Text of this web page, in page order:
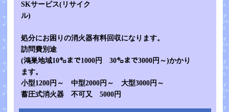
SKサービス(リサイク
ル)
処分にお困りの消火器有料回収になります。
訪問費別途
(鴻巣地域10㌔まで1000円 30㌔まで3000円～)かかり
ます。
小型1200円～ 中型2000円～ 大型3000円～
蓄圧式消火器 不可又 5000円